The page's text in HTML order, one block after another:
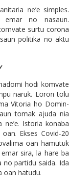
ne’e simples.
no nasaun.
surtu corona
politika no aktu
hodi komvate
naruk. Loron tolu
Vitoria ho Domin-
tomak ajuda nia
Istoria konaba
Ekses Covid-20
oan hamutuk
sira, la hare ba
partidu saida. Ida
oan hatudu.